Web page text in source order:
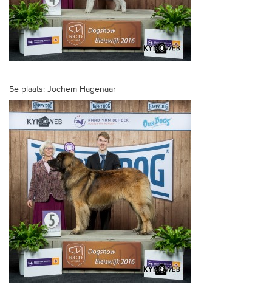
5e plaats: Jochem Hagenaar